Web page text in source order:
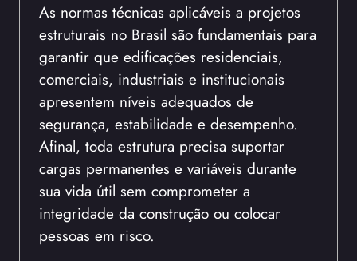
As normas técnicas aplicáveis a projetos
estruturais no Brasil são fundamentais para
garantir que edificações residenciais,
comerciais, industriais e institucionais
apresentem níveis adequados de
segurança, estabilidade e desempenho.
Afinal, toda estrutura precisa suportar
cargas permanentes e variáveis durante
sua vida útil sem comprometer a
integridade da construção ou colocar
pessoas em risco.